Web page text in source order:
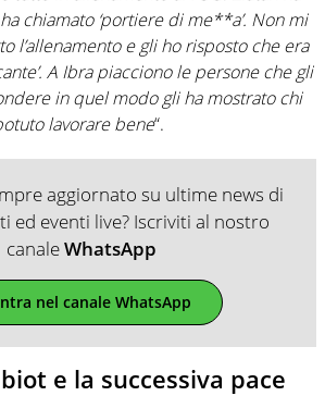
chiamato ‘portiere di me**a’. Non mi
l’allenamento e gli ho risposto che era
A Ibra piacciono le persone che gli
in quel modo gli ha mostrato chi
lavorare bene“.
aggiornato su ultime news di
ed eventi live? Iscriviti al nostro
canaleWhatsApp
nel canale WhatsApp
e la successiva pace